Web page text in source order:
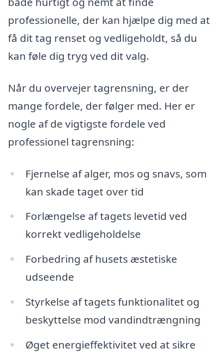
professionelle, der kan hjælpe dig med at
få dit tag renset og vedligeholdt, så du
kan føle dig tryg ved dit valg.
Når du overvejer tagrensning, er der
mange fordele, der følger med. Her er
nogle af de vigtigste fordele ved
professionel tagrensning:
Fjernelse af alger, mos og snavs, som
kan skade taget over tid
Forlængelse af tagets levetid ved
korrekt vedligeholdelse
Forbedring af husets æstetiske
udseende
Styrkelse af tagets funktionalitet og
beskyttelse mod vandindtrængning
Øget energieffektivitet ved at sikre